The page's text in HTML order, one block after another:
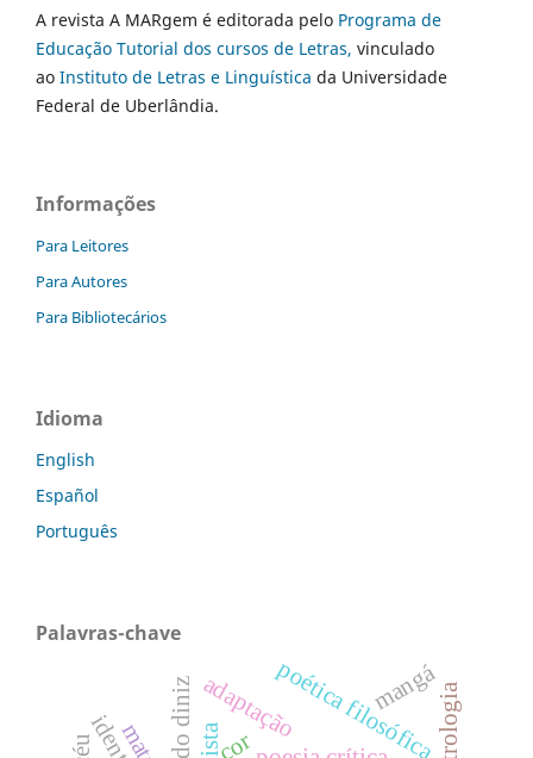
A revista A MARgem é editorada pelo Programa de
Educação Tutorial dos cursos de Letras, vinculado
ao Instituto de Letras e Linguística da Universidade
Federal de Uberlândia.
Informações
Para Leitores
Para Autores
Para Bibliotecários
Idioma
English
Español
Português
Palavras-chave
poética filosófica.
cor artrologia
adaptação mangá